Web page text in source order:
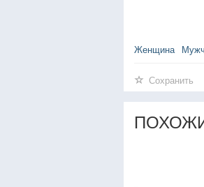
Женщина
Сохранить